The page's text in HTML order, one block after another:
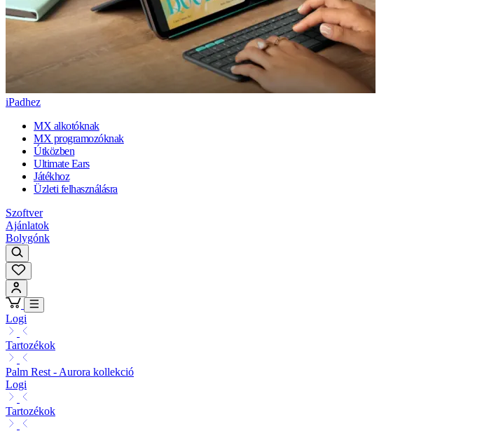
iPadhez
MX alkotóknak
MX programozóknak
Útközben
Ultimate Ears
Játékhoz
Üzleti felhasználásra
Szoftver
Ajánlatok
Bolygónk
Logi
Tartozékok
Palm Rest - Aurora kollekció
Logi
Tartozékok